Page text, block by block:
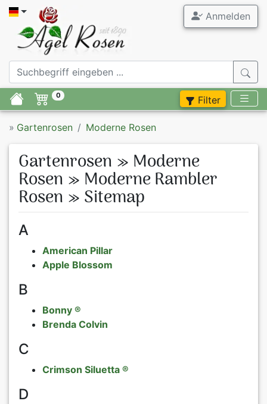
Anmelden
0 Filter
» Gartenrosen Moderne Rosen
Gartenrosen » Moderne
Rosen » Moderne Rambler
Rosen » Sitemap
A
American Pillar
Apple Blossom
B
Bonny ®
Brenda Colvin
C
Crimson Siluetta ®
D
ADR Rosen
Duftrosen